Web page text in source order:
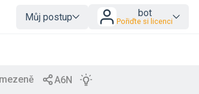
Můj postup bot
Pořiďte si licenci